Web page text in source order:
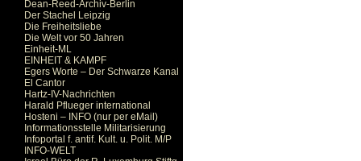
Dean-Reed-Archiv-Berlin
Der Stachel Leipzig
Die Freiheitsliebe
Die Welt vor 50 Jahren
Einheit-ML
EINHEIT & KAMPF
Egers Worte – Der Schwarze Kanal
El Cantor
Hartz-IV-Nachrichten
Harald Pflueger international
Hosteni – INFO (nur per eMail)
Informationsstelle Militarisierung
Infoportal f. antif. Kult. u. Polit. M/P
INFO-WELT